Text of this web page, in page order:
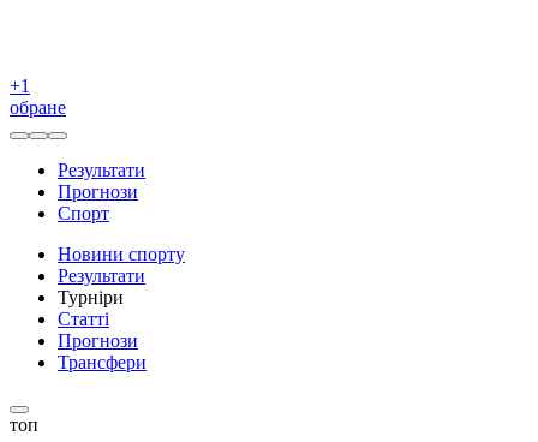
+1
обране
Результати
Прогнози
Спорт
Новини спорту
Результати
Турніри
Статті
Прогнози
Трансфери
топ